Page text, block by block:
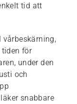
tid att
tiden för
under den
och
snabbare